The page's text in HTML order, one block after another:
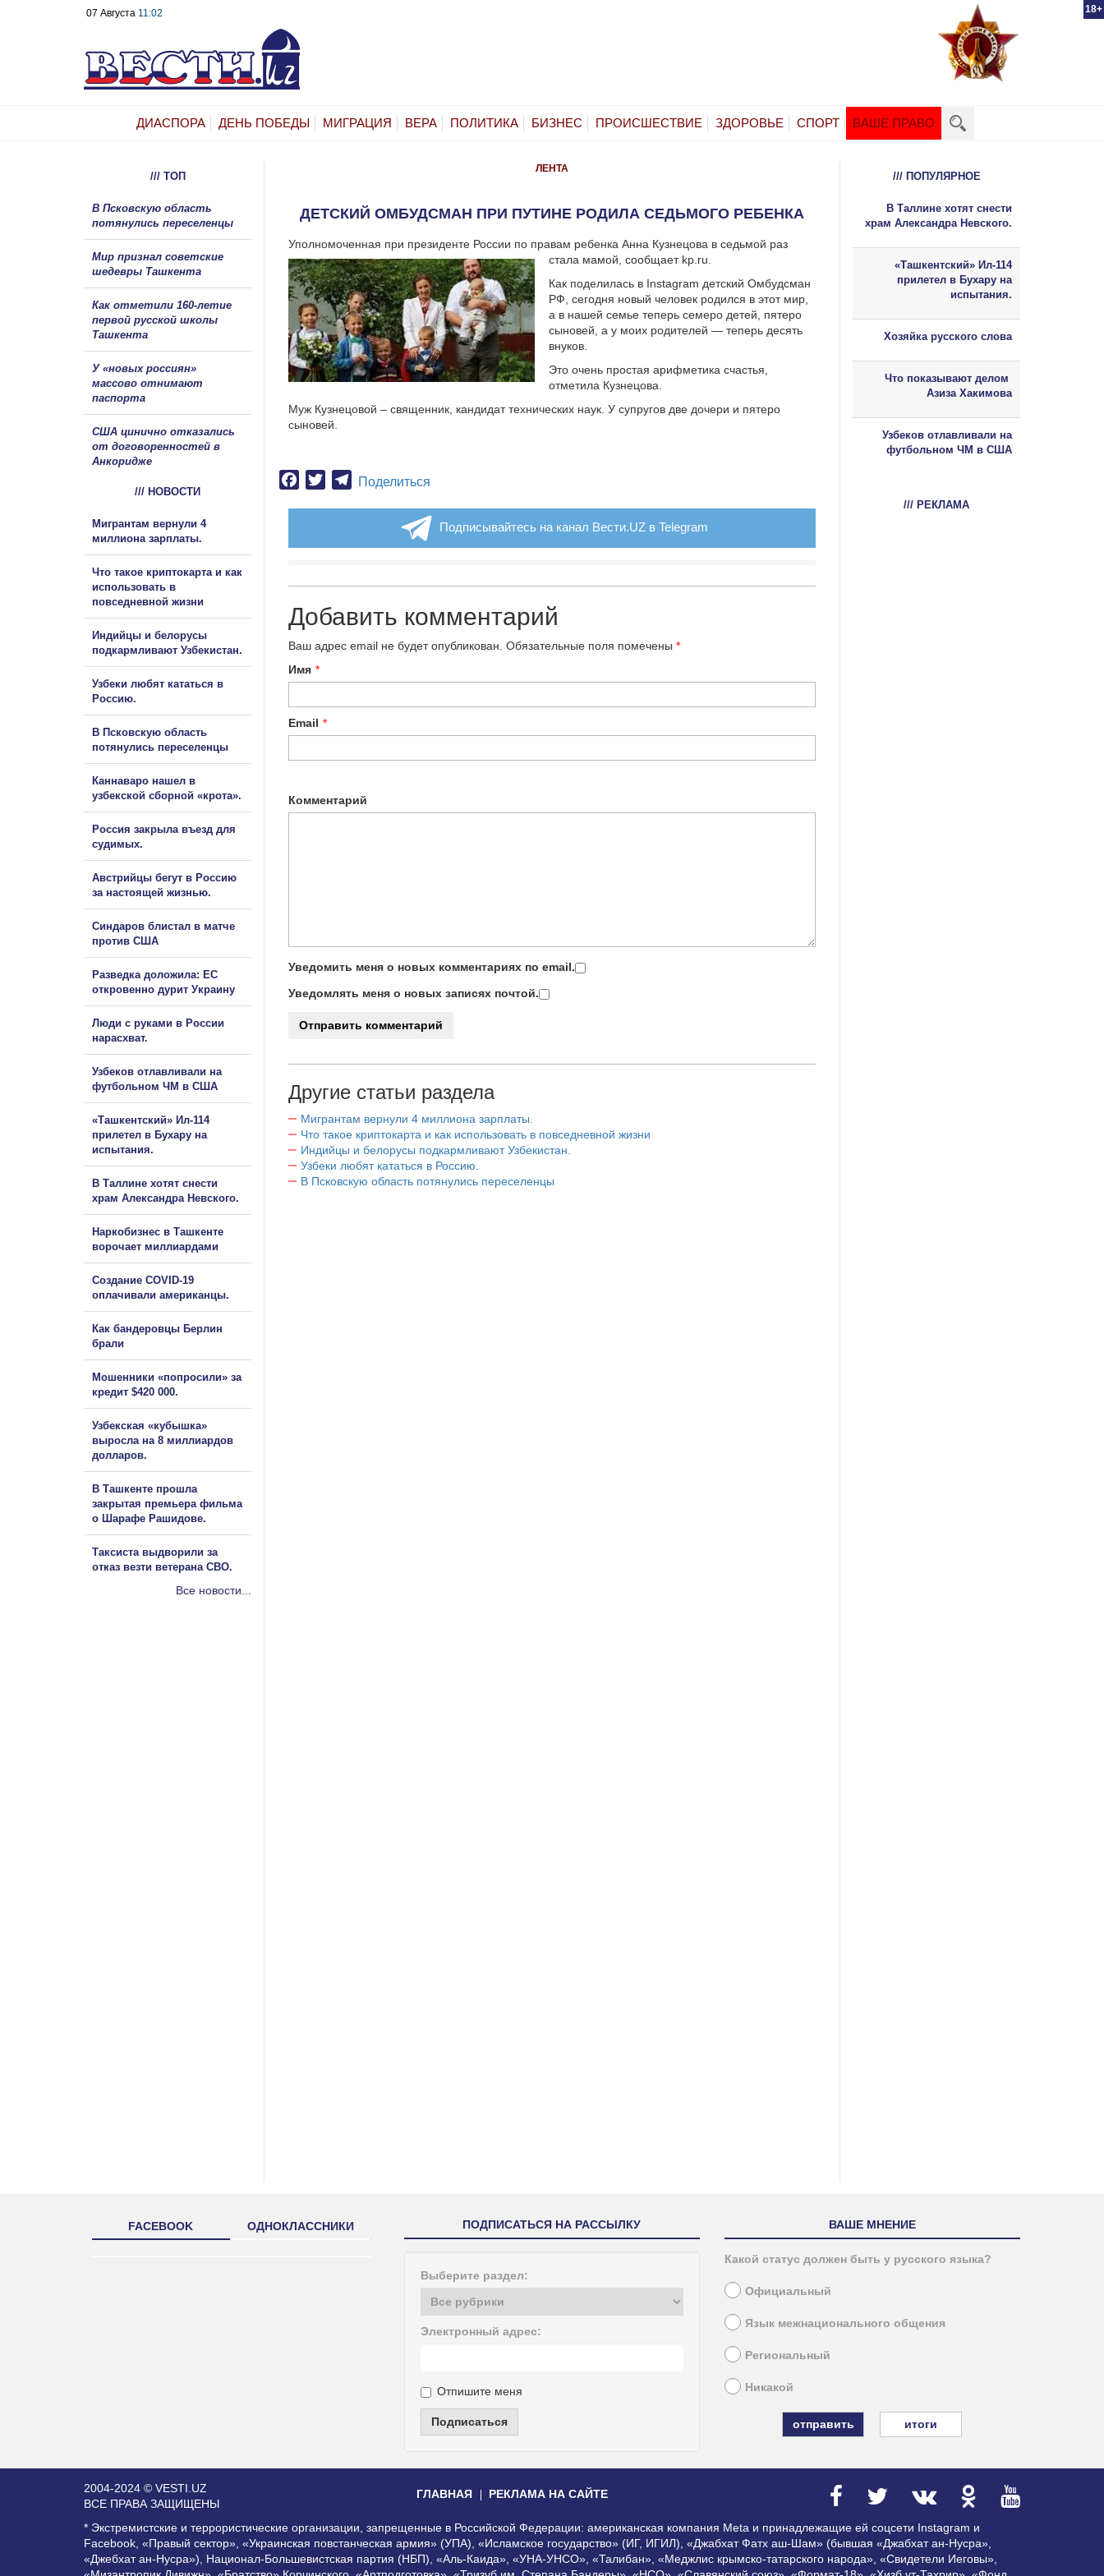
18+
07 Августа 11:02
ДИАСПОРА ДЕНЬ ПОБЕДЫ МИГРАЦИЯ ВЕРА ПОЛИТИКА БИЗНЕС ПРОИСШЕСТВИЕ ЗДОРОВЬЕ СПОРТ ВАШЕ ПРАВО
ЛЕНТА
ДЕТСКИЙ ОМБУДСМАН ПРИ ПУТИНЕ РОДИЛА СЕДЬМОГО РЕБЕНКА
Уполномоченная при президенте России по правам ребенка Анна Кузнецова в седьмой раз
стала мамой, сообщает kp.ru.
Как поделилась в Instagram детский Омбудсман
РФ, сегодня новый человек родился в этот мир,
а в нашей семье теперь семеро детей, пятеро
сыновей, а у моих родителей — теперь десять
внуков.
Это очень простая арифметика счастья,
отметила Кузнецова.
Муж Кузнецовой – священник, кандидат технических наук. У супругов две дочери и пятеро
сыновей.
Facebook
TwitterTelegram
Поделиться
Подписывайтесь на канал Вести.UZ в Telegram
Добавить комментарий
Ваш адрес email не будет опубликован. Обязательные поля помечены *
Имя *
Email *
Комментарий
Уведомить меня о новых комментариях по email.
Уведомлять меня о новых записях почтой.
Другие статьи раздела
Мигрантам вернули 4 миллиона зарплаты.
Что такое криптокарта и как использовать в повседневной жизни
Индийцы и белорусы подкармливают Узбекистан.
Узбеки любят кататься в Россию.
В Псковскую область потянулись переселенцы
/// ТОП
В Псковскую область
потянулись переселенцы
Мир признал советские
шедевры Ташкента
Как отметили 160-летие
первой русской школы
Ташкента
У «новых россиян»
массово отнимают
паспорта
США цинично отказались
от договоренностей в
Анкоридже
/// НОВОСТИ
Мигрантам вернули 4
миллиона зарплаты.
Что такое криптокарта и как
использовать в
повседневной жизни
Индийцы и белорусы
подкармливают Узбекистан.
Узбеки любят кататься в
Россию.
В Псковскую область
потянулись переселенцы
Каннаваро нашел в
узбекской сборной «крота».
Россия закрыла въезд для
судимых.
Австрийцы бегут в Россию
за настоящей жизнью.
Синдаров блистал в матче
против США
Разведка доложила: ЕС
откровенно дурит Украину
Люди с руками в России
нарасхват.
Узбеков отлавливали на
футбольном ЧМ в США
«Ташкентский» Ил-114
прилетел в Бухару на
испытания.
В Таллине хотят снести
храм Александра Невского.
Наркобизнес в Ташкенте
ворочает миллиардами
Создание COVID-19
оплачивали американцы.
Как бандеровцы Берлин
брали
Мошенники «попросили» за
кредит $420 000.
Узбекская «кубышка»
выросла на 8 миллиардов
долларов.
В Ташкенте прошла
закрытая премьера фильма
о Шарафе Рашидове.
Таксиста выдворили за
отказ везти ветерана СВО.
Все новости...
/// ПОПУЛЯРНОЕ
В Таллине хотят снести
храм Александра Невского.
«Ташкентский» Ил-114
прилетел в Бухару на
испытания.
Хозяйка русского слова
Что показывают делом
Азиза Хакимова
Узбеков отлавливали на
футбольном ЧМ в США
/// РЕКЛАМА
FACEBOOK ОДНОКЛАССНИКИ ПОДПИСАТЬСЯ НА РАССЫЛКУ
Выберите раздел:
Электронный адрес:
Отпишите меня
Подписаться
ВАШЕ МНЕНИЕ
Какой статус должен быть у русского языка?
Официальный
Язык межнационального общения
Региональный
Никакой
итоги
2004-2024 © VESTI.UZ
ВСЕ ПРАВА ЗАЩИЩЕНЫ
ГЛАВНАЯ РЕКЛАМА НА САЙТЕ
* Экстремистские и террористические организации, запрещенные в Российской Федерации: американская компания Meta и принадлежащие ей соцсети Instagram и
Facebook, «Правый сектор», «Украинская повстанческая армия» (УПА), «Исламское государство» (ИГ, ИГИЛ), «Джабхат Фатх аш-Шам» (бывшая «Джабхат ан-Нусра»,
«Джебхат ан-Нусра»), Национал-Большевистская партия (НБП), «Аль-Каида», «УНА-УНСО», «Талибан», «Меджлис крымско-татарского народа», «Свидетели Иеговы»,